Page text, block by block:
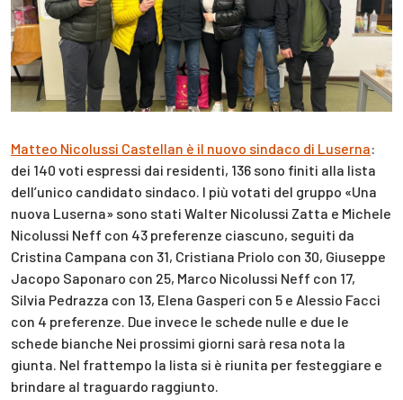
Matteo Nicolussi Castellan è il nuovo sindaco di Luserna:
dei 140 voti espressi dai residenti, 136 sono finiti alla lista
dell’unico candidato sindaco. I più votati del gruppo «Una
nuova Luserna» sono stati Walter Nicolussi Zatta e Michele
Nicolussi Neff con 43 preferenze ciascuno, seguiti da
Cristina Campana con 31, Cristiana Priolo con 30, Giuseppe
Jacopo Saponaro con 25, Marco Nicolussi Neff con 17,
Silvia Pedrazza con 13, Elena Gasperi con 5 e Alessio Facci
con 4 preferenze. Due invece le schede nulle e due le
schede bianche Nei prossimi giorni sarà resa nota la
giunta. Nel frattempo la lista si è riunita per festeggiare e
brindare al traguardo raggiunto.